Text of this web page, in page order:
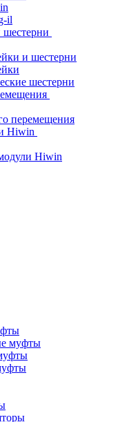
il
шестерни
и шестерни
шестерни
перемещения
Hiwin
Hiwin
муфты